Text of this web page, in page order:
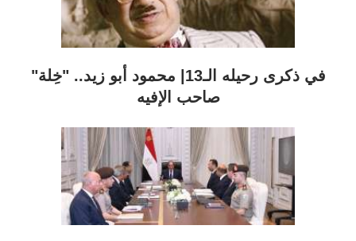
في ذكرى رحيله الـ13| محمود أبو زيد.. "خِلة"
صاحب الإفيه